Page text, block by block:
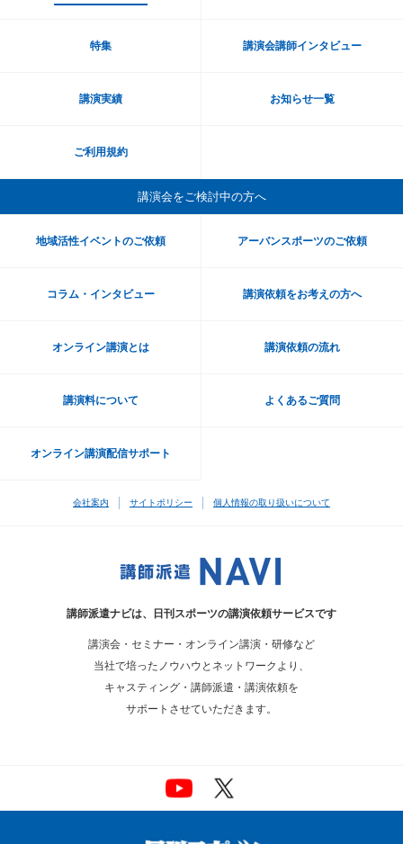
特集 講演会講師インタビュー
講演実績 お知らせ一覧
ご利用規約
講演会をご検討中の方へ
地域活性イベントのご依頼 アーバンスポーツのご依頼
コラム・インタビュー 講演依頼をお考えの方へ
オンライン講演とは 講演依頼の流れ
講演料について よくあるご質問
オンライン講演配信サポート
会社案内 サイトポリシー 個人情報の取り扱いについて
講師派遣ナビは、 日刊スポーツの講演依頼サービスです
講演会・セミナー・オンライン講演・研修など
当社で培ったノウハウとネットワークより、
キャスティング・講師派遣・講演依頼を
サポートさせていただきます。